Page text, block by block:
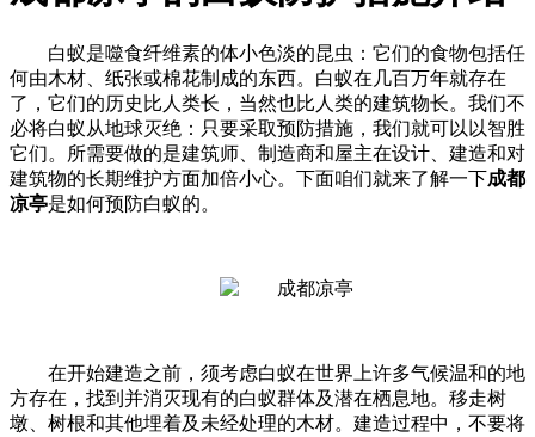
白蚁是噬食纤维素的体小色淡的昆虫：它们的食物包括任
何由木材、纸张或棉花制成的东西。白蚁在几百万年就存在
了，它们的历史比人类长，当然也比人类的建筑物长。我们不
必将白蚁从地球灭绝：只要采取预防措施，我们就可以以智胜
它们。所需要做的是建筑师、制造商和屋主在设计、建造和对
建筑物的长期维护方面加倍小心。下面咱们就来了解一下成都
凉亭是如何预防白蚁的。
在开始建造之前，须考虑白蚁在世界上许多气候温和的地
方存在，找到并消灭现有的白蚁群体及潜在栖息地。移走树
墩、树根和其他埋着及未经处理的木材。建造过程中，不要将